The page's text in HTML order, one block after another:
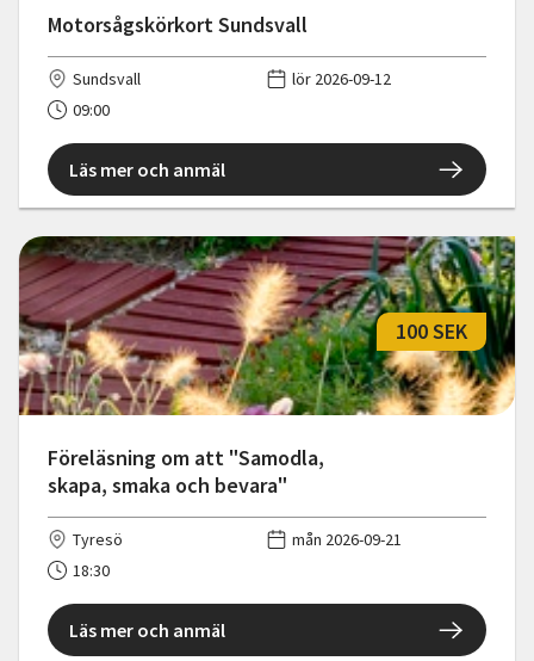
Motorsågskörkort Sundsvall
Sundsvall
lör 2026-09-12
09:00
Läs mer och anmäl
Föreläsning om att "Samodla,
skapa, smaka och bevara"
100 SEK
Tyresö
mån 2026-09-21
18:30
Läs mer och anmäl